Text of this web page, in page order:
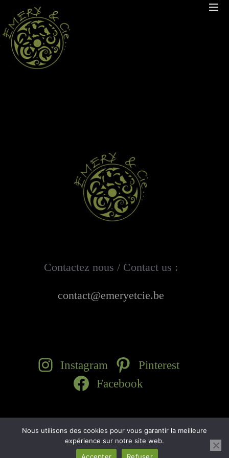
Contactez nous / Contact us :
contact@emeryetcie.be
Instagram
Pinterest
Facebook
© 2026Emery & Cie. All rights reserved
Nous utilisons des cookies pour vous garantir la meilleure
expérience sur notre site web.
Accepter
Refuser